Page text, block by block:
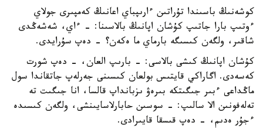
كوشەنىڭ باسىندا تۇراتىن ءارىپباي اعانىڭ كەمپىرى جولاي
ءوتىپ بارا جاتىپ كۇشان اپانىڭ بالاسىنا: - ءاي، شەشەڭدى
شاقىر، ولگەن كىسىگە بارماي ما ەكەن؟ - دەپ سۇرايدى.
كۇشان اپانىڭ كىشى بالاسى: - بارىپ العان، - دەپ شورت
كەسەدى. اگاراكي قايتىس بولعان كىسىنى جەرلەپ جاتقاندا سول
ماڭداعى ءبىر جىگىتكە بىرەۋ ىزبانداپ قالسا، انا جىگىت تە
تەلەفونىن الا سالىپ: - سوسىن حابارلاسايىنشى، ولگەن كىسىدە
ءجۇر ەدىم، - دەپ قىسقا قايىرادى.